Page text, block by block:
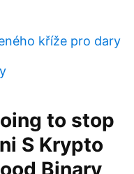
kříže pro dary
to stop
S Krypto
Binary